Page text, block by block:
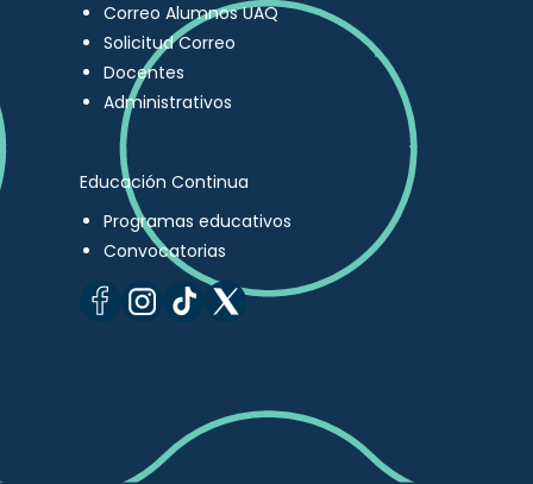
Correo Alumnos UAQ
Solicitud Correo
Docentes
Administrativos
Educación Continua
Programas educativos
Convocatorias